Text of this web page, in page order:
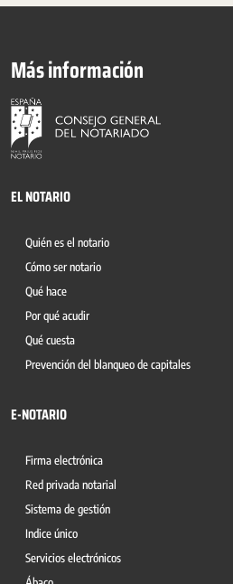
Más información
EL NOTARIO
Quién es el notario
Cómo ser notario
Qué hace
Por qué acudir
Qué cuesta
Prevención del blanqueo de capitales
E-NOTARIO
Firma electrónica
Red privada notarial
Sistema de gestión
Indice único
Servicios electrónicos